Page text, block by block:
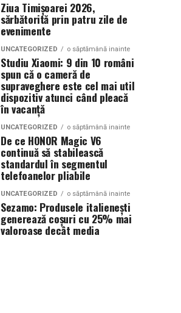
Ziua Timișoarei 2026,
sărbătorită prin patru zile de
evenimente
UNCATEGORIZED o săptămână inainte
Studiu Xiaomi: 9 din 10 români
spun că o cameră de
supraveghere este cel mai util
dispozitiv atunci când pleacă
în vacanță
UNCATEGORIZED o săptămână inainte
De ce HONOR Magic V6
continuă să stabilească
standardul în segmentul
telefoanelor pliabile
UNCATEGORIZED o săptămână inainte
Sezamo: Produsele italienești
generează coșuri cu 25% mai
valoroase decât media